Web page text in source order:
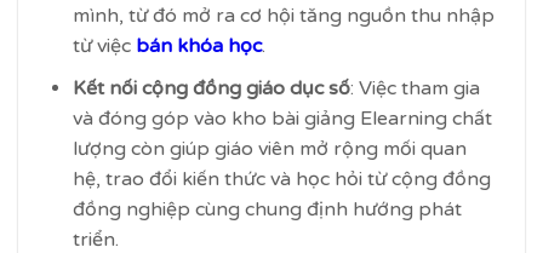
mình, từ đó mở ra cơ hội tăng nguồn thu nhập
từ việc bán khóa học.
Kết nối cộng đồng giáo dục số: Việc tham gia
và đóng góp vào kho bài giảng Elearning chất
lượng còn giúp giáo viên mở rộng mối quan
hệ, trao đổi kiến thức và học hỏi từ cộng đồng
đồng nghiệp cùng chung định hướng phát
triển.